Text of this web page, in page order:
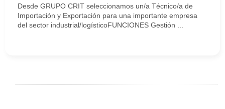
Desde GRUPO CRIT seleccionamos un/a Técnico/a de
Importación y Exportación para una importante empresa
del sector industrial/logísticoFUNCIONES Gestión ...